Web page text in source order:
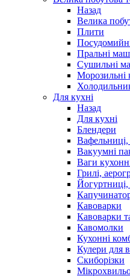
Назад
Велика
Плити
Пральні
Сушильні
Морозильні
Для кухні
Назад
Для кухні
Блендери
Вафельниці,
Вакуумні
Ваги
Грилі,
Кавоварки
Кавоварки
Кавомолки
Кухонні
Кулери для
Скиборізки